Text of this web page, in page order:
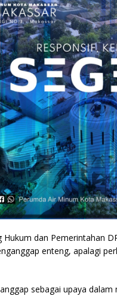
dan Pemerintahan
enteng, apalagi
sebagai upaya